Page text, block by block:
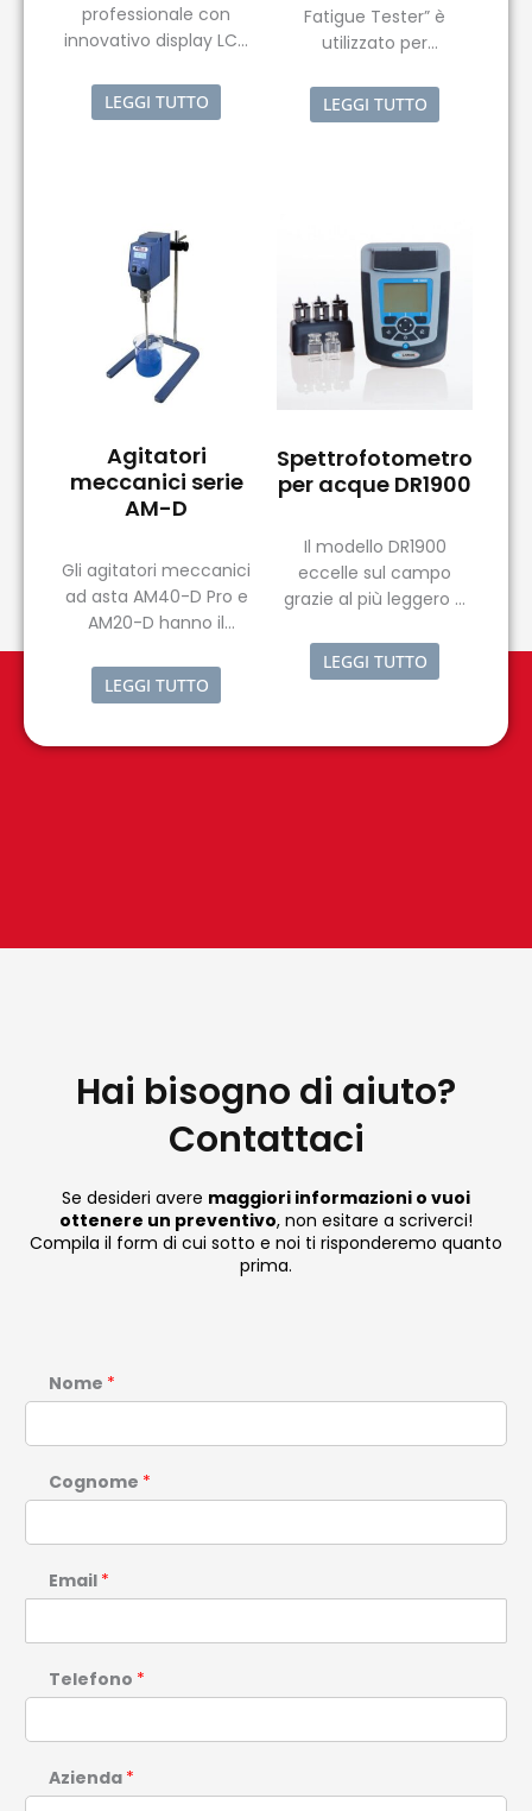
professionale con
innovativo display LCD
definizione, con
possibilità di
LEGGI TUTTO
Fatigue Tester” è
utilizzato per
prove di stress in
compressione o in
LEGGI TUTTO
Agitatori
meccanici serie
AM-D
Gli agitatori meccanici
ad asta AM40-D Pro e
AM20-D hanno il
immediata della
velocità e del
accurato controllo
LEGGI TUTTO
Spettrofotometro
per acque DR1900
Il modello DR1900
eccelle sul campo
grazie al più leggero e
spettrofotometro
portatile.
LEGGI TUTTO
Hai bisogno di aiuto?
Contattaci
Se desideri avere maggiori informazioni o vuoi
ottenere un preventivo, non esitare a scriverci!
Compila il form di cui sotto e noi ti risponderemo quanto
prima.
Nome *
Cognome *
Email *
Telefono *
Azienda *